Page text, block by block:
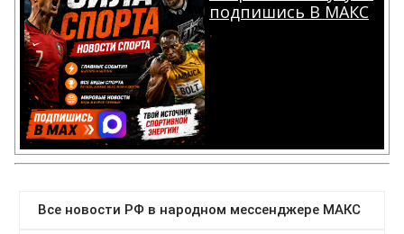
подпишись В МАКС
.